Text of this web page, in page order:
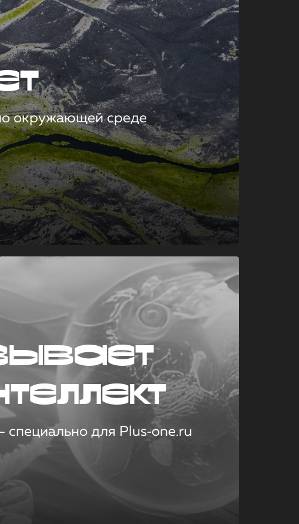
окружающей среде
для Plus‑one.ru